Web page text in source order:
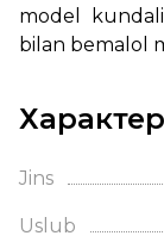
model
bilan bemalol
Jins
Uslub